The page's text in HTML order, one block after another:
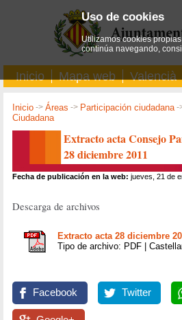
Inicio Mapa web Valencià
Inicio ->Áreas -> Participación ciudadana-
Ciudadana
Extracto acta Consejo
28 diciembre 2011
Fecha de publicación en la web: jueves, 21 de
Descarga de archivos
Extracto acta 28 diciembre
Tipo de archivo: PDF |
Facebook Twitter
Uso de cookies
Utilizamos cookies
continúa navegando,